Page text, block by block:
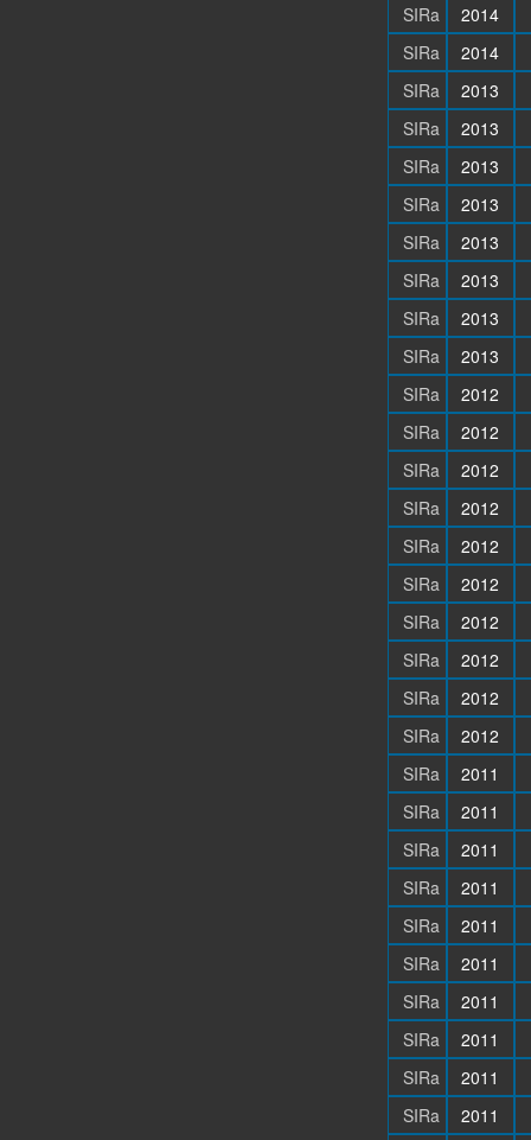
SIRa
2014
SIRa
2014
SIRa
2013
SIRa
2013
SIRa
2013
SIRa
2013
SIRa
2013
SIRa
2013
SIRa
2013
SIRa
2013
SIRa
2012
SIRa
2012
SIRa
2012
SIRa
2012
SIRa
2012
SIRa
2012
SIRa
2012
SIRa
2012
SIRa
2012
SIRa
2012
SIRa
2011
SIRa
2011
SIRa
2011
SIRa
2011
SIRa
2011
SIRa
2011
SIRa
2011
SIRa
2011
SIRa
2011
SIRa
2011